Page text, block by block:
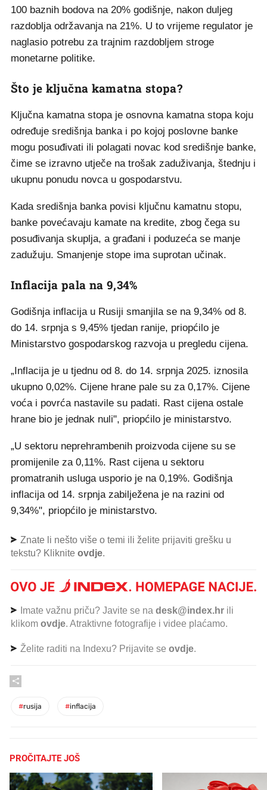
100 baznih bodova na 20% godišnje, nakon duljeg
razdoblja održavanja na 21%. U to vrijeme regulator je
naglasio potrebu za trajnim razdobljem stroge
monetarne politike.
Što je ključna kamatna stopa?
Ključna kamatna stopa je osnovna kamatna stopa koju
određuje središnja banka i po kojoj poslovne banke
mogu posuđivati ili polagati novac kod središnje banke,
čime se izravno utječe na trošak zaduživanja, štednju i
ukupnu ponudu novca u gospodarstvu.
Kada središnja banka povisi ključnu kamatnu stopu,
banke povećavaju kamate na kredite, zbog čega su
posuđivanja skuplja, a građani i poduzeća se manje
zadužuju. Smanjenje stope ima suprotan učinak.
Inflacija pala na 9,34%
Godišnja inflacija u Rusiji smanjila se na 9,34% od 8.
do 14. srpnja s 9,45% tjedan ranije, priopćilo je
Ministarstvo gospodarskog razvoja u pregledu cijena.
„Inflacija je u tjednu od 8. do 14. srpnja 2025. iznosila
ukupno 0,02%. Cijene hrane pale su za 0,17%. Cijene
voća i povrća nastavile su padati. Rast cijena ostale
hrane bio je jednak nuli", priopćilo je ministarstvo.
„U sektoru neprehrambenih proizvoda cijene su se
promijenile za 0,11%. Rast cijena u sektoru
promatranih usluga usporio je na 0,19%. Godišnja
inflacija od 14. srpnja zabilježena je na razini od
9,34%", priopćilo je ministarstvo.
Znate li nešto više o temi ili želite prijaviti grešku u
tekstu? Kliknite ovdje.
Imate važnu priču? Javite se na desk@index.hr ili
klikom ovdje. Atraktivne fotografije i videe plaćamo.
Želite raditi na Indexu? Prijavite se ovdje.
#rusija #inflacija
PROČITAJTE JOŠ